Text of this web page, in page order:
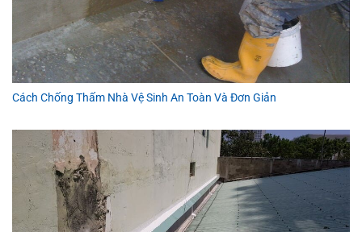
Cách Chống Thấm Nhà Vệ Sinh An Toàn Và Đơn Giản